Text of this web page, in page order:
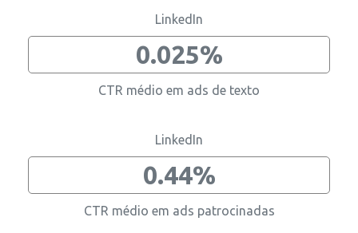
LinkedIn
0.025%
CTR médio em ads de texto
LinkedIn
0.44%
CTR médio em ads patrocinadas